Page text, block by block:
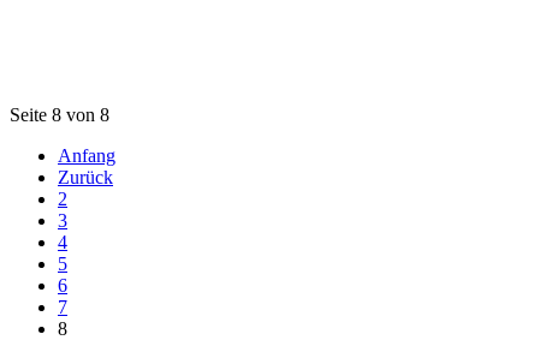
Seite 8 von 8
Anfang
Zurück
2
3
4
5
6
7
8